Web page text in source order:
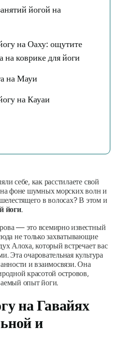
йогой на
на Оаху: ощутите
на коврике для йоги
на Мауи
на Кауаи
себе, как расстилаете свой
фоне шумных морских волн и
в волосах? В этом и
йоги.
— это всемирно известный
не только захватывающие
Алоха, который встречает вас
Эта очаровательная культура
и взаимосвязи. Она
красотой островов,
опыт йоги.
на Гавайях
и